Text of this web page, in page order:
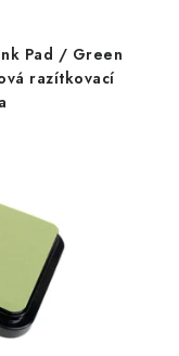
Pad / Green
razítkovací